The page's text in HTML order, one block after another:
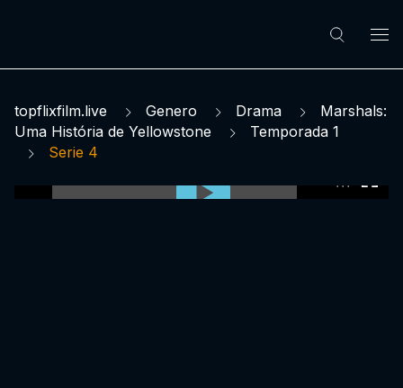
topflixfilm.live Genero Drama
Marshals:
Uma História de Yellowstone
Temporada 1
Serie 4